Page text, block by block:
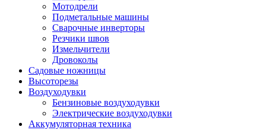
Мотодрели
Подметальные машины
Сварочные инверторы
Резчики швов
Измельчители
Дровоколы
Садовые ножницы
Высоторезы
Воздуходувки
Бензиновые воздуходувки
Электрические воздуходувки
Аккумуляторная техника